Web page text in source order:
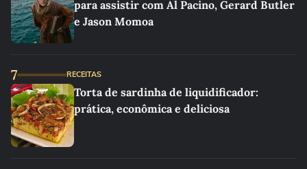
para assistir com Al Pacino, Gerard Butler
e Jason Momoa
7 RECEITAS
Torta de sardinha de liquidificador:
prática, econômica e deliciosa